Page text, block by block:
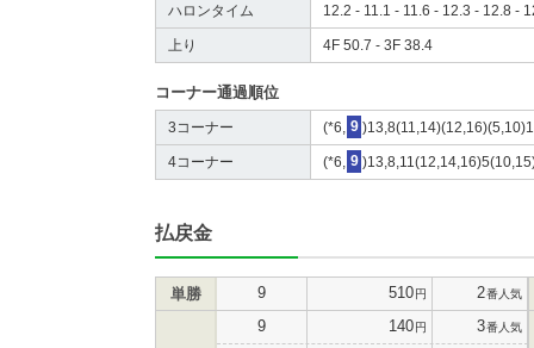
ハロンタイム 12.2 - 11.1 - 11.6 - 12.3 - 12.8 -
上り 4F 50.7 - 3F 38.4
コーナー通過順位
3コーナー (*6, 9
4コーナー (*6, 9
払戻金
単勝 9 510円 2番人気
9 140円 3番人気